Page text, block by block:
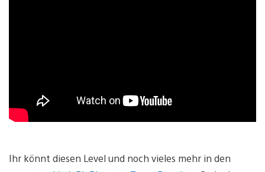
Ihr könnt diesen Level und noch vieles mehr in den